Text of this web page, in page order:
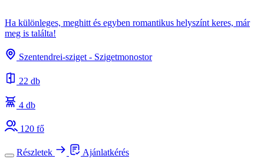
Ha különleges, meghitt és egyben romantikus helyszínt keres, már
meg is találta!
Szentendrei-sziget - Szigetmonostor
22 db
4 db
120 fő
Részletek Ajánlatkérés